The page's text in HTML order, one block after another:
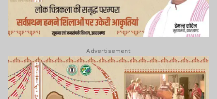
Advertisement